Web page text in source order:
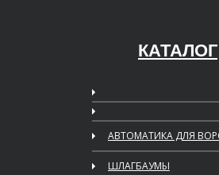
КАТАЛОГ
АВТОМАТИКА ДЛЯ
ШЛАГБАУМЫ